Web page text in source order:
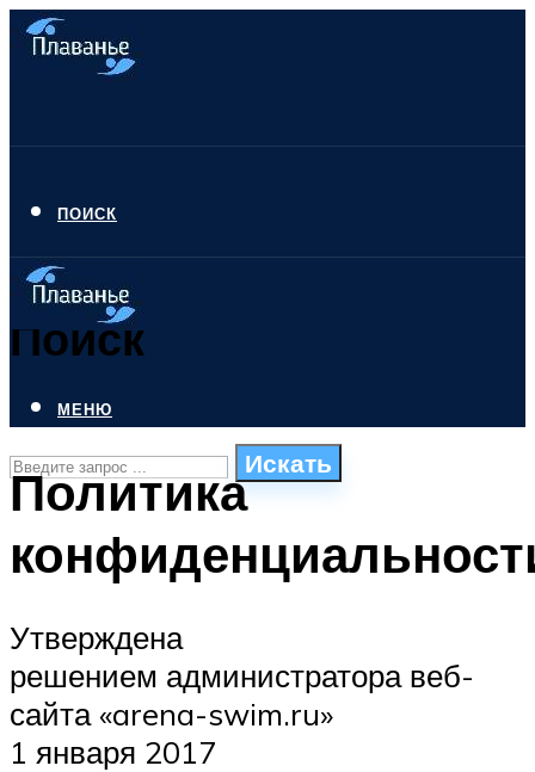
ПОИСК
Поиск
Искать
ПЛАВАНЬЕ ДЛЯ ДЕТЕЙ
БАССЕЙН ДЛЯ ДОМА
ОЧИСТКА БАССЕЙНОВ
МЕНЮ
МЕНЮ
Политика
Утверждена
решением администратора веб-
сайта «arena-swim.ru»
1 января 2017